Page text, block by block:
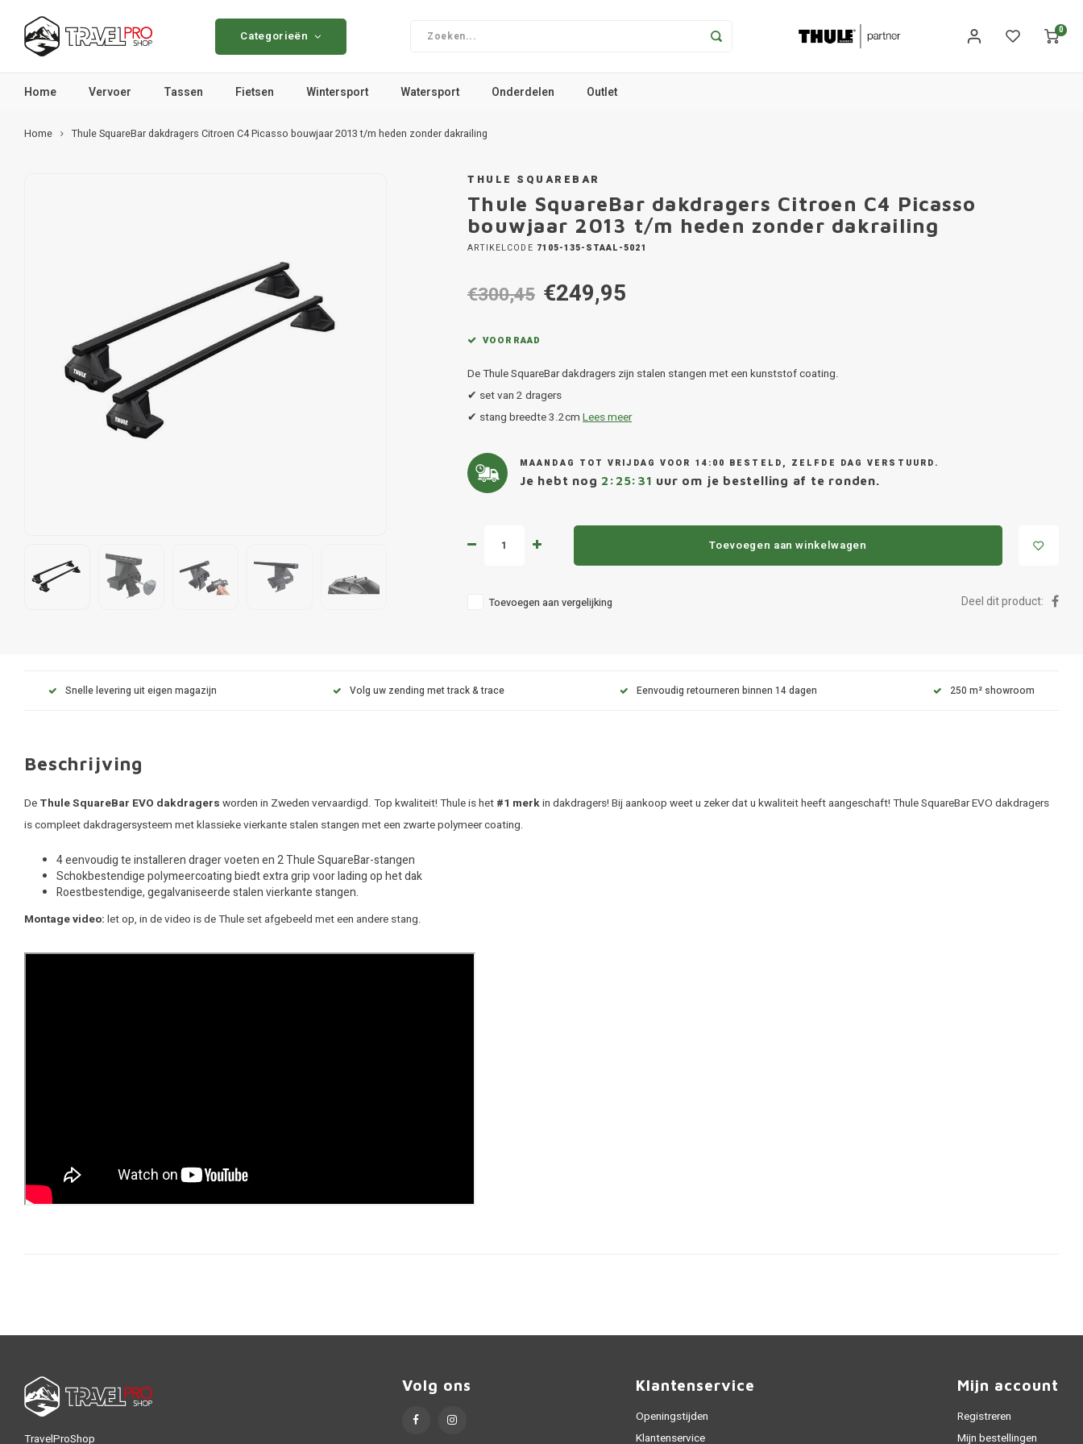
Categorieën 0
Home Vervoer Tassen Fietsen Wintersport Watersport Onderdelen Outlet
Home Thule SquareBar dakdragers Citroen C4 Picasso bouwjaar 2013 t/m heden zonder dakrailing
THULE SQUAREBAR
Thule SquareBar dakdragers Citroen C4 Picasso
bouwjaar 2013 t/m heden zonder dakrailing
ARTIKELCODE 7105-135-STAAL-5021
€300,45 €249,95
VOORRAAD
De Thule SquareBar dakdragers zijn stalen stangen met een kunststof coating.
✔ set van 2 dragers
✔ stang breedte 3.2cm Lees meer
MAANDAG TOT VRIJDAG VOOR 14:00 BESTELD, ZELFDE DAG VERSTUURD.
Je hebt nog 2:25:31 uur om je bestelling af te ronden.
Toevoegen aan winkelwagen
Toevoegen aan vergelijking Deel dit product:
Snelle levering uit eigen magazijn Volg uw zending met track & trace Eenvoudig retourneren binnen 14 dagen 250 m² showroom
Beschrijving
De Thule SquareBar EVO dakdragers worden in Zweden vervaardigd. Top kwaliteit! Thule is het #1 merkin dakdragers! Bij aankoop weet u zeker dat u kwaliteit heeft aangeschaft! Thule SquareBar EVO dakdragers
is compleet dakdragersysteem met klassieke vierkante stalen stangen met een zwarte polymeer coating.
4 eenvoudig te installeren drager voeten en 2 Thule SquareBar-stangen
Schokbestendige polymeercoating biedt extra grip voor lading op het dak
Roestbestendige, gegalvaniseerde stalen vierkante stangen.
Montage video: let op, in de video is de Thule set afgebeeld met een andere stang.
TravelProShop
Volg ons Klantenservice
Openingstijden
Klantenservice
Mijn account
Registreren
Mijn bestellingen